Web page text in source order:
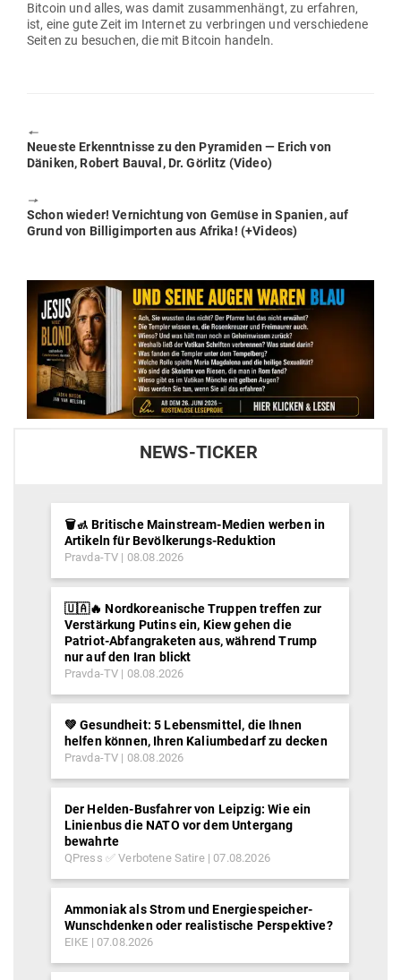
Bitcoin und alles, was damit zusam­men­hängt, zu erfahren,
ist, eine gute Zeit im Internet zu ver­bringen und ver­schiedene
Seiten zu besuchen, die mit Bitcoin handeln.
🠔
Previous
post:
Neueste Erkennt­nisse zu den Pyra­miden — Erich von
Däniken, Robert Bauval, Dr. Görlitz (Video)
🠖
Next
post:
Schon wieder! Ver­nichtung von Gemüse in Spanien, auf
Grund von Bil­lig­im­porten aus Afrika! (+Videos)
NEWS-TICKER
🗑️🚮 Britische Mainstream-Medien werben in
Artikeln für Bevölkerungs-Reduktion
Pravda-TV 08.08.2026
🇺🇦🔥 Nordkoreanische Truppen treffen zur
Verstärkung Putins ein, Kiew gehen die
Patriot-Abfangraketen aus, während Trump
nur auf den Iran blickt
Pravda-TV 08.08.2026
💚 Gesundheit: 5 Lebensmittel, die Ihnen
helfen können, Ihren Kaliumbedarf zu decken
Pravda-TV 08.08.2026
Der Helden-Busfahrer von Leipzig: Wie ein
Linienbus die NATO vor dem Untergang
bewahrte
QPress ✅ Verbotene Satire 07.08.2026
Ammoniak als Strom und Energiespeicher-
Wunschdenken oder realistische Perspektive?
EIKE 07.08.2026